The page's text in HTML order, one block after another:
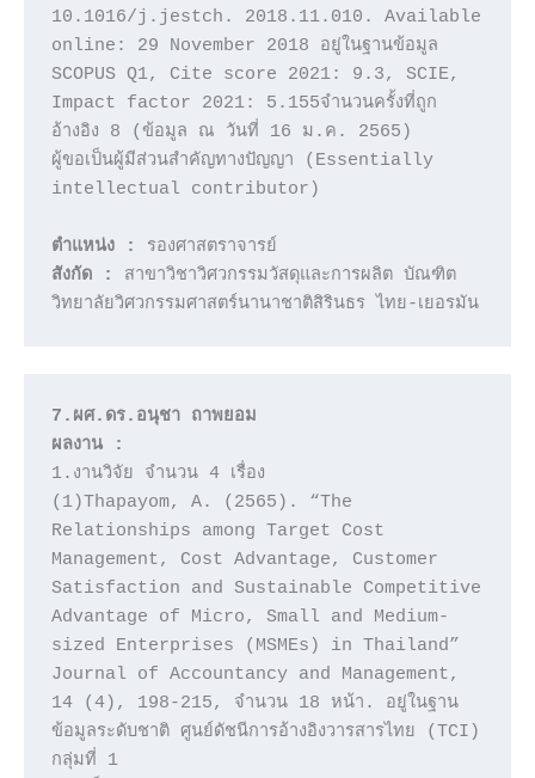
10.1016/j.jestch. 2018.11.010. Available
online: 29 November 2018 อยู่ในฐานข้อมูล
SCOPUS Q1, Cite score 2021: 9.3, SCIE,
Impact factor 2021: 5.155จำนวนครั้งที่ถูก
อ้างอิง 8 (ข้อมูล ณ วันที่ 16 ม.ค. 2565)
ผู้ขอเป็นผู้มีส่วนสำคัญทางปัญญา (Essentially
intellectual contributor)
ตำแหน่ง :
สังกัด :
สาขาวิชาวิศวกรรมวัสดุและการผลิต บัณฑิต
7.ผศ.ดร.อนุชา ถาพยอม
ผลงาน :
1.งานวิจัย จำนวน 4 เรื่อง
(1)Thapayom, A. (2565). “The
Relationships among Target Cost
Management, Cost Advantage, Customer
Satisfaction and Sustainable Competitive
Advantage of Micro, Small and Medium-
sized Enterprises (MSMEs) in Thailand”
Journal of Accountancy and Management,
14 (4), 198-215, จำนวน 18 หน้า. อยู่ในฐาน
ข้อมูลระดับชาติ ศูนย์ดัชนีการอ้างอิงวารสารไทย (TCI)
กลุ่มที่ 1